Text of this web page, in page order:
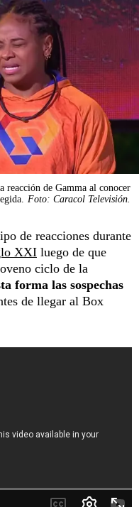
reacción de Gamma al conocer
Foto: Caracol Televisión.
de reacciones durante
XXI luego de que
ciclo de la
forma las sospechas
de llegar al Box